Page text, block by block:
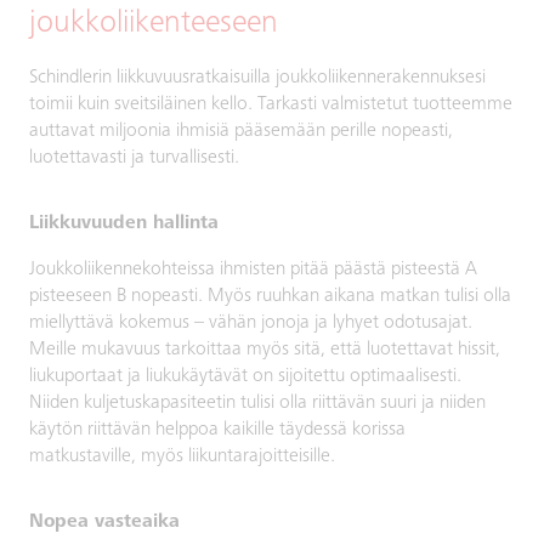
joukkoliikenteeseen
Schindlerin liikkuvuusratkaisuilla joukkoliikennerakennuksesi
toimii kuin sveitsiläinen kello. Tarkasti valmistetut tuotteemme
auttavat miljoonia ihmisiä pääsemään perille nopeasti,
luotettavasti ja turvallisesti.
Liikkuvuuden hallinta
Joukkoliikennekohteissa ihmisten pitää päästä pisteestä A
pisteeseen B nopeasti. Myös ruuhkan aikana matkan tulisi olla
miellyttävä kokemus – vähän jonoja ja lyhyet odotusajat.
Meille mukavuus tarkoittaa myös sitä, että luotettavat hissit,
liukuportaat ja liukukäytävät on sijoitettu optimaalisesti.
Niiden kuljetuskapasiteetin tulisi olla riittävän suuri ja niiden
käytön riittävän helppoa kaikille täydessä korissa
matkustaville, myös liikuntarajoitteisille.
Nopea vasteaika